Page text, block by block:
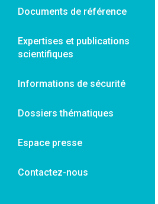
Documents de référence
Expertises et publications
scientifiques
Informations de sécurité
Dossiers thématiques
Espace presse
Contactez-nous